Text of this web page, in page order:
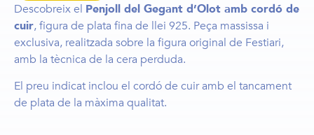
Descobreix el Penjoll del Gegant d’Olot amb cordó de
cuir, figura de plata fina de llei 925. Peça massissa i
exclusiva, realitzada sobre la figura original de Festiari,
amb la tècnica de la cera perduda.
El preu indicat inclou el cordó de cuir amb el tancament
de plata de la màxima qualitat.